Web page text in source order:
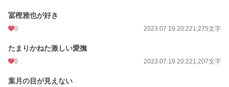
冨樫雅也が好き
0 2023.07.19 20:221,275文字
たまりかねた激しい愛撫
0 2023.07.19 20:221,207文字
葉月の目が見えない